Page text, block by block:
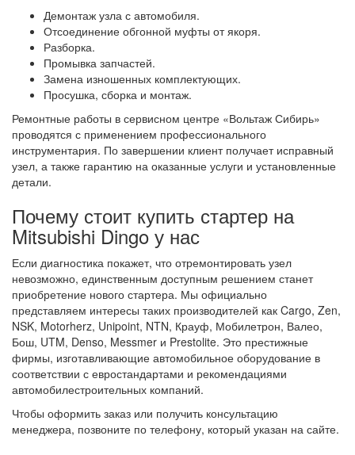
Демонтаж узла с автомобиля.
Отсоединение обгонной муфты от якоря.
Разборка.
Промывка запчастей.
Замена изношенных комплектующих.
Просушка, сборка и монтаж.
Ремонтные работы в сервисном центре «Вольтаж Сибирь»
проводятся с применением профессионального
инструментария. По завершении клиент получает исправный
узел, а также гарантию на оказанные услуги и установленные
детали.
Почему стоит купить стартер на
Mitsubishi Dingo у нас
Если диагностика покажет, что отремонтировать узел
невозможно, единственным доступным решением станет
приобретение нового стартера. Мы официально
представляем интересы таких производителей как Cargo, Zen,
NSK, Motorherz, Unipoint, NTN, Крауф, Мобилетрон, Валео,
Бош, UTM, Denso, Messmer и Prestolite. Это престижные
фирмы, изготавливающие автомобильное оборудование в
соответствии с евростандартами и рекомендациями
автомобилестроительных компаний.
Чтобы оформить заказ или получить консультацию
менеджера, позвоните по телефону, который указан на сайте.